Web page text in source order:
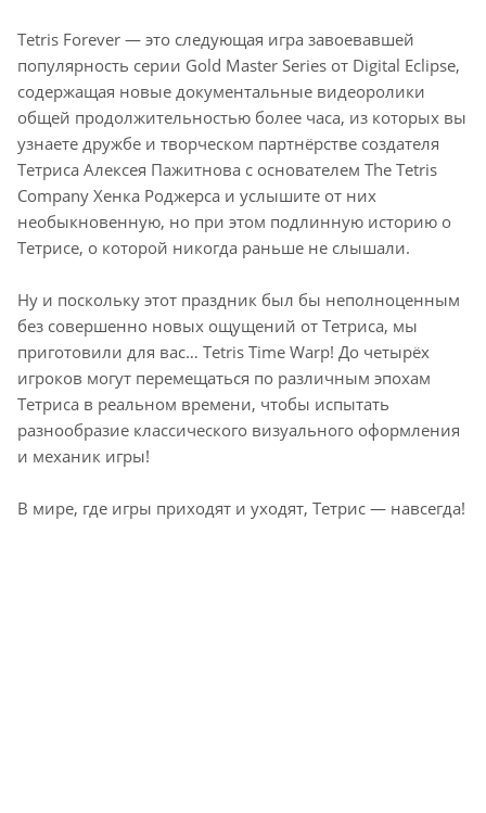
Tetris Forever — это следующая игра завоевавшей
популярность серии Gold Master Series от Digital Eclipse,
содержащая новые документальные видеоролики
общей продолжительностью более часа, из которых вы
узнаете дружбе и творческом партнёрстве создателя
Тетриса Алексея Пажитнова с основателем The Tetris
Company Хенка Роджерса и услышите от них
необыкновенную, но при этом подлинную историю о
Тетрисе, о которой никогда раньше не слышали.
Ну и поскольку этот праздник был бы неполноценным
без совершенно новых ощущений от Тетриса, мы
приготовили для вас… Tetris Time Warp! До четырёх
игроков могут перемещаться по различным эпохам
Тетриса в реальном времени, чтобы испытать
разнообразие классического визуального оформления
и механик игры!
В мире, где игры приходят и уходят, Тетрис — навсегда!